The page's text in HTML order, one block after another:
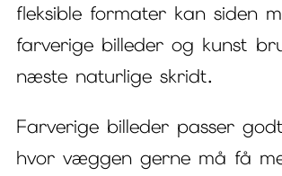
fleksible formater kan siden
farverige billeder og kunst
næste naturlige skridt.
Farverige billeder passer
hvor væggen gerne må få